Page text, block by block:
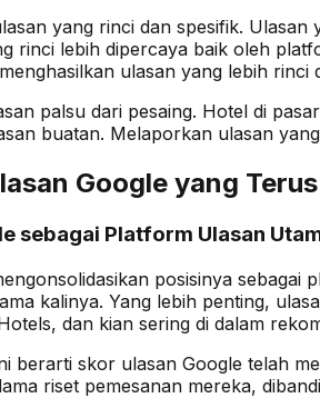
yang rinci dan spesifik.
rinci lebih dipercaya baik oleh
ulasan yang lebih
palsu dari pesaing. Hotel di
buatan. Melaporkan ulasan
Google yang
sebagai Platform Ulasan
posisinya
kalinya. Yang lebih penting,
dan kian sering di dalam
berarti skor ulasan Google telah
riset pemesanan mereka,